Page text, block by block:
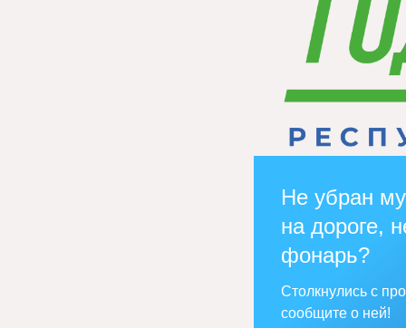
Не убран
на дороге,
фонарь?
Столкнулись с
сообщите о ней!